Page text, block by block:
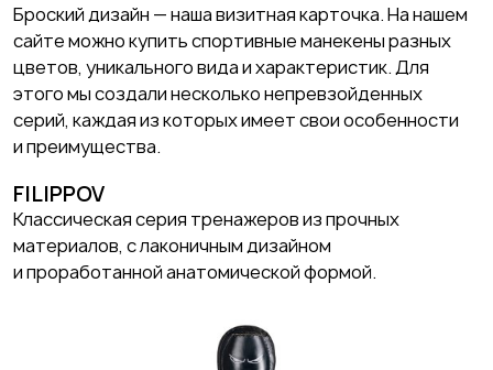
Броский дизайн — наша визитная карточка. На нашем
сайте можно купить спортивные манекены разных
цветов, уникального вида и характеристик. Для
этого мы создали несколько непревзойденных
серий, каждая из которых имеет свои особенности
и преимущества.
FILIPPOV
Классическая серия тренажеров из прочных
материалов, с лаконичным дизайном
и проработанной анатомической формой.